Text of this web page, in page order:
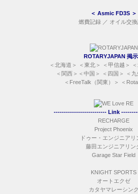
＜ Asmic FD3S ＞
燃費記録 ／ オイル交
ROTARYJAPAN 掲
＜ 北海道 ＞ ＜ 東北 ＞ ＜ 甲信越 ＞ ＜
＜ 関西＞＜ 中国 ＞ ＜ 四国 ＞ ＜ 九
＜ FreeTalk（関東） ＞ ＜
-------------------------- Link
RECHARGE
Project Phoenix
ドゥー・エンジニアリ
藤田エンジニアリン
Garage Star Field
KNIGHT SPORTS
オートエクゼ
カタヤマレーシン